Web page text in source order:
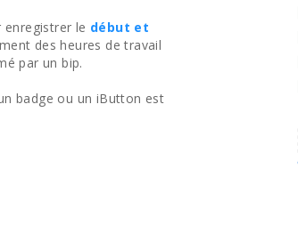
le début et
des heures de travail
par un bip.
badge ou un iButton est